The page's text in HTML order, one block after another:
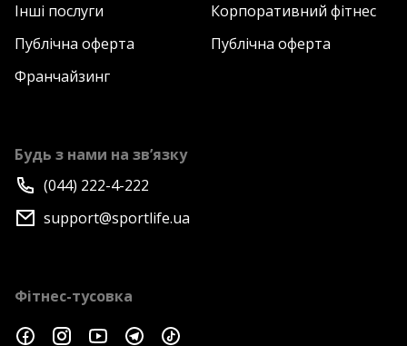
Інші послуги
Корпоративний фітнес
Публічна оферта
Публічна оферта
Франчайзинг
Будь з нами на зв’язку
(044) 222-4-222
support@sportlife.ua
Фітнес-тусовка